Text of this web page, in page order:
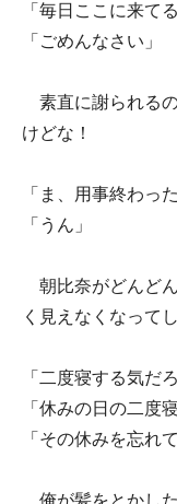
「毎日ここに来て
「ごめんなさい」
素直に謝られる
けどな！
「ま、用事終わっ
「うん」
朝比奈がどんど
く見えなくなって
「二度寝する気だろ
「休みの日の二度
「その休みを忘れ
俺が髪をとかし